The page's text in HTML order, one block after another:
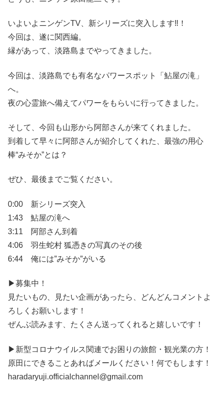
いよいよニンゲンTV、新シリーズに突入します‼！
今回は、遂に関西編。
縁があって、淡路島までやってきました。
今回は、淡路島でも有名なパワースポット「鮎屋の滝」
へ。
夜の心霊旅へ備えてパワーをもらいに行ってきました。
そして、今回も山形から阿部さんが来てくれました。
到着して早々に阿部さんが紹介してくれた、最強の用心
棒“みそか”とは？
ぜひ、最後までご覧ください。
0:00 新シリーズ突入
1:43 鮎屋の滝へ
3:11 阿部さん到着
4:06 羽生蛇村 狐憑きの写真のその後
6:44 俺には”みそか”がいる
▶募集中！
見たいもの、見たい企画があったら、どんどんコメントよ
ろしくお願いします！
ぜんぶ読みます、たくさん送ってくれると嬉しいです！
▶新型コロナウイルス関連でお困りの旅館・観光業の方！
原田にできることあればメールください！何でもします！
haradaryuji.officialchannel@gmail.com